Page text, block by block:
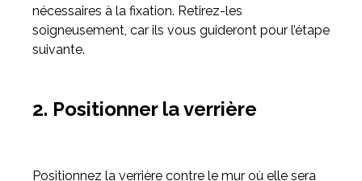
nécessaires à la fixation. Retirez-les
soigneusement, car ils vous guideront pour l’étape
suivante.
2. Positionner la verrière
Positionnez la verrière contre le mur où elle sera